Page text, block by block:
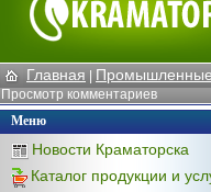
Главная |
Просмотр комментариев
Меню
Новости Краматорска
Каталог продукции и